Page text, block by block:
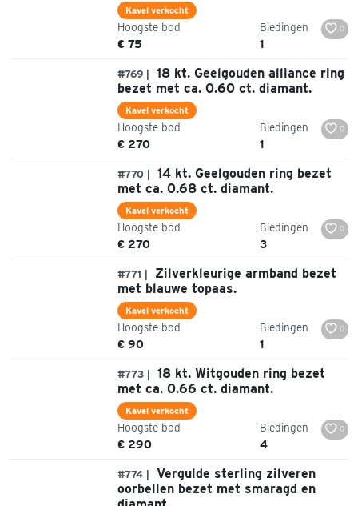
Kavel verkocht
Hoogste bod
€ 75
Biedingen
1
0
#769 |
18 kt. Geelgouden alliance ring
bezet met ca. 0.60 ct. diamant.
Kavel verkocht
Hoogste bod
€ 270
Biedingen
1
0
#770 |
14 kt. Geelgouden ring bezet
met ca. 0.68 ct. diamant.
Kavel verkocht
Hoogste bod
€ 270
Biedingen
3
0
#771 |
Zilverkleurige armband bezet
met blauwe topaas.
Kavel verkocht
Hoogste bod
€ 90
Biedingen
1
0
#773 |
18 kt. Witgouden ring bezet
met ca. 0.66 ct. diamant.
Kavel verkocht
Hoogste bod
€ 290
Biedingen
4
0
#774 |
Vergulde sterling zilveren
oorbellen bezet met smaragd en